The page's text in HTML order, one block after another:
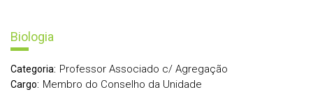
Biologia
Categoria: Professor Associado c/ Agregação
Cargo: Membro do Conselho da Unidade